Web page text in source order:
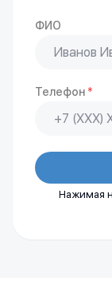
ФИО
Телефон *
Нажимая